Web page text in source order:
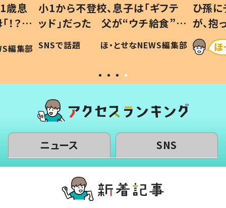
歳息
？」
編集部
小1から不登校、息子は「ギフテ
ッド」だった 父が“ウチ給食”を
作り続ける理由とは #令和の親
#令和の子
SNSで話題 ほ・とせなNEWS編集部
ひ孫
が、
「涙が
い」
ニュース SNS